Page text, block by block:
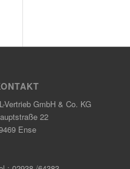
Vertrieb GmbH & Co. KG
22
Ense